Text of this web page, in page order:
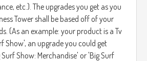
etc.). The upgrades you get as you
Tower shall be based off of your
(As an example: your product is a Tv
Show', an upgrade you could get
Show: Merchandise' or 'Big Surf